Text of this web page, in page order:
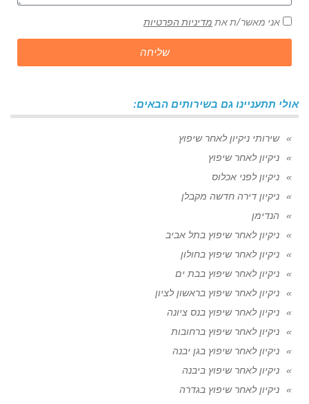
אני מאשר/ת את מדיניות הפרטיות
שליחה
אולי תתעניינו גם בשירותים הבאים:
שירותי ניקיון לאחר שיפוץ
ניקיון לאחר שיפוץ
ניקיון לפני אכלוס
ניקיון דירה חדשה מקבלן
הנדימן
ניקיון לאחר שיפוץ בתל אביב
ניקיון לאחר שיפוץ בחולון
ניקיון לאחר שיפוץ בבת ים
ניקיון לאחר שיפוץ בראשון לציון
ניקיון לאחר שיפוץ בנס ציונה
ניקיון לאחר שיפוץ ברחובות
ניקיון לאחר שיפוץ בגן יבנה
ניקיון לאחר שיפוץ ביבנה
ניקיון לאחר שיפוץ בגדרה